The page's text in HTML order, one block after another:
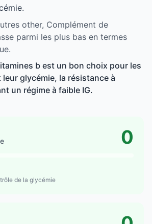
other, Complément de
parmi les plus bas en termes
b est un bon choix pour les
glycémie, la résistance à
un régime à faible IG.
0
de la glycémie